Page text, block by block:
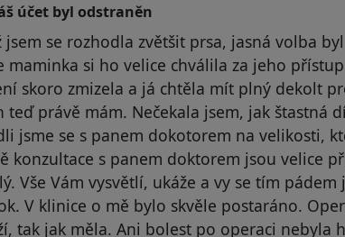
účet byl odstraněn
jsem se rozhodla zvětšit prsa, jasná volba
maminka si ho velice chválila za jeho
skoro zmizela a já chtěla mít plný dekolt
teď právě mám. Nečekala jsem, jak štastná
jsme se s panem dokotorem na velikosti,
konzultace s panem doktorem jsou velice
Vše Vám vysvětlí, ukáže a vy se tím pádem
V klinice o mě bylo skvěle postaráno.
tak jak měla. Ani bolest po operaci nebyla